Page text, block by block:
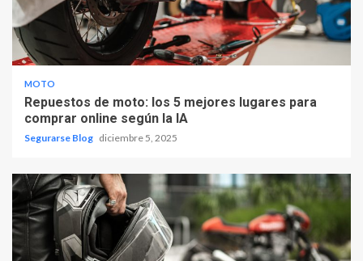
MOTO
Repuestos de moto: los 5 mejores lugares para
comprar online según la IA
Segurarse Blog diciembre 5, 2025